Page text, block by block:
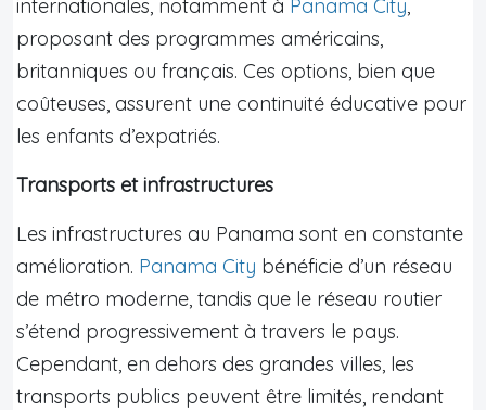
internationales, notamment à Panama City,
proposant des programmes américains,
britanniques ou français. Ces options, bien que
coûteuses, assurent une continuité éducative pour
les enfants d’expatriés.
Transports et infrastructures
Les infrastructures au Panama sont en constante
amélioration. Panama City bénéficie d’un réseau
de métro moderne, tandis que le réseau routier
s’étend progressivement à travers le pays.
Cependant, en dehors des grandes villes, les
transports publics peuvent être limités, rendant